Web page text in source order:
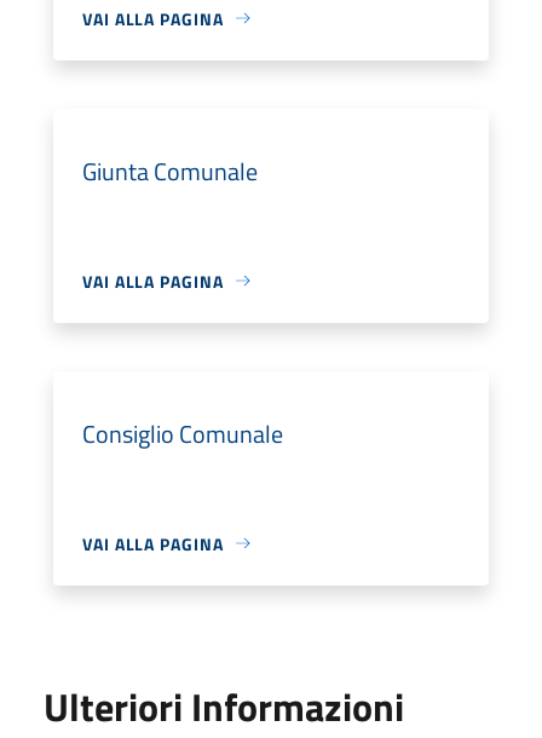
VAI ALLA PAGINA
Giunta Comunale
VAI ALLA PAGINA
Consiglio Comunale
VAI ALLA PAGINA
Ulteriori Informazioni